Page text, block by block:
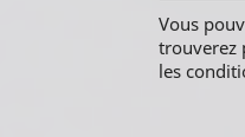
Vous
trouverez
les